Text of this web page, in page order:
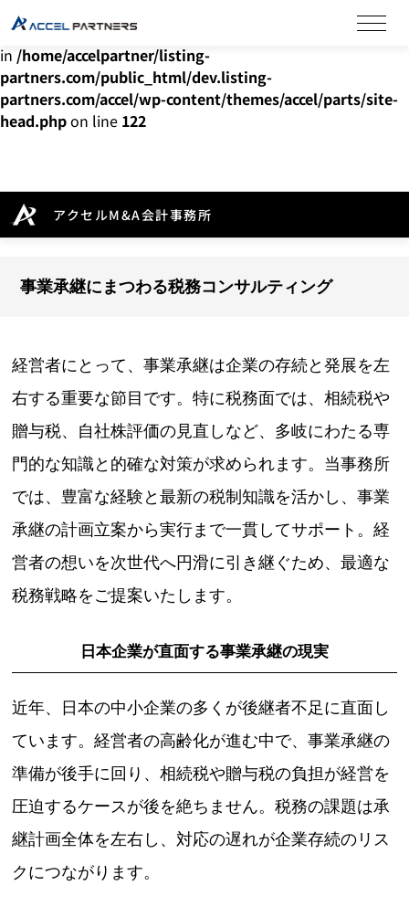
Warning: Undefined array key "HTTP_ACCEPT_LANGUAGE"
in /home/accelpartner/listing-
partners.com/public_html/dev.listing-
partners.com/accel/wp-content/themes/accel/parts/site-
head.phpon line 122
アクセルM&A会計事務所
事業承継にまつわる税務コンサルティング
経営者にとって、事業承継は企業の存続と発展を左
右する重要な節目です。特に税務面では、相続税や
贈与税、自社株評価の見直しなど、多岐にわたる専
門的な知識と的確な対策が求められます。当事務所
では、豊富な経験と最新の税制知識を活かし、事業
承継の計画立案から実行まで一貫してサポート。経
営者の想いを次世代へ円滑に引き継ぐため、最適な
税務戦略をご提案いたします。
日本企業が直面する事業承継の現実
近年、日本の中小企業の多くが後継者不足に直面し
ています。経営者の高齢化が進む中で、事業承継の
準備が後手に回り、相続税や贈与税の負担が経営を
圧迫するケースが後を絶ちません。税務の課題は承
継計画全体を左右し、対応の遅れが企業存続のリス
クにつながります。